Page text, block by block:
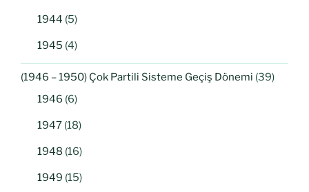
1944 (5)
1945 (4)
(1946 – 1950) Çok Partili Sisteme Geçiş Dönemi (39)
1946 (6)
1947 (18)
1948 (16)
1949 (15)